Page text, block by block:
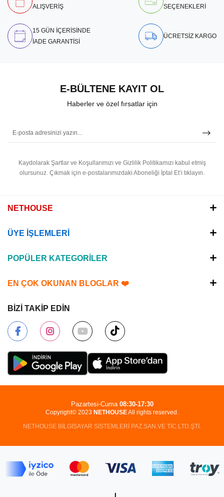
ALIŞVERİŞ
SEÇENEKLERİ
15 GÜN İÇERİSİNDE
İADE GARANTİSİ
ÜCRETSİZ KARGO
E-BÜLTENE KAYIT OL
Haberler ve özel fırsatlar için
Kaydolarak Şartlar ve Koşullarımızı ve Gizlilik Politikamızı kabul etmiş
olursunuz. Çıkmak için e-postalarımızdaki Aboneliği İptal Et’i tıklayın.
NETHOUSE
ÜYE İŞLEMLERİ
POPÜLER KATEGORİLER
EN ÇOK OKUNAN BLOGLAR ❤️
BİZİ TAKİP EDİN
Copyright© 2023 NETHOUSEAll rights reserved.
NETHOUSE BİLGİSAYAR SİSTEMLERİ PAZ.SAN.VE TİC.LTD.ŞTİ.
Pazartesi-Cuma 08:30-17:30